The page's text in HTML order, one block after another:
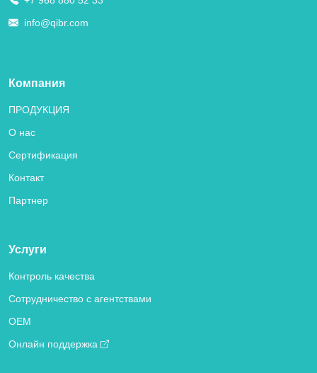
info@qibr.com
Компания
ПРОДУКЦИЯ
О нас
Сертификация
Контакт
Партнер
Услуги
Контроль качества
Сотрудничество с агентствами
OEM
Онлайн поддержка